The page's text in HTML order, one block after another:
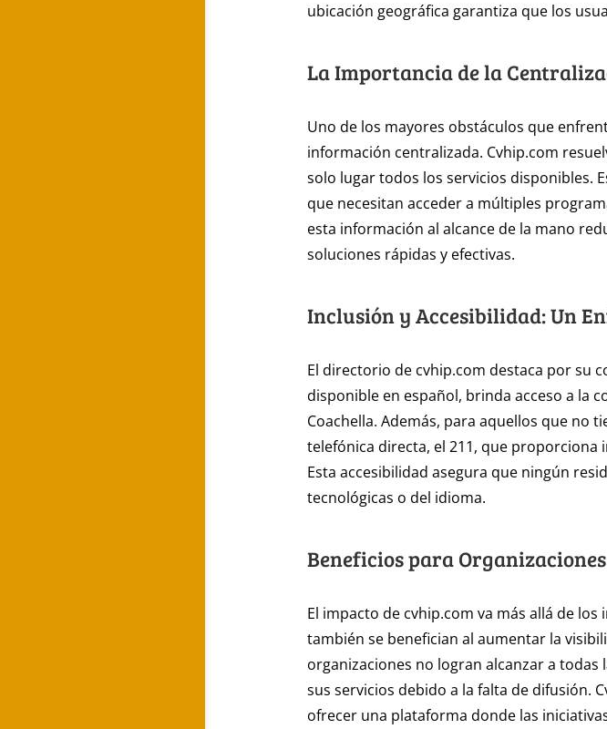
ubicación geográfica garantiza que los
La Importancia de la
Uno de los mayores obstáculos que
información centralizada. Cvhip.com
solo lugar todos los servicios disponibles.
que necesitan acceder a múltiples
esta información al alcance de la mano
soluciones rápidas y efectivas.
Inclusión y Accesibilidad: Un
El directorio de cvhip.com destaca por su
disponible en español, brinda acceso a la
Coachella. Además, para aquellos que no
telefónica directa, el 211, que
Esta accesibilidad asegura que ningún
tecnológicas o del idioma.
Beneficios para
El impacto de cvhip.com va más allá de
también se benefician al aumentar la
organizaciones no logran alcanzar a
sus servicios debido a la falta de difusión.
ofrecer una plataforma donde las